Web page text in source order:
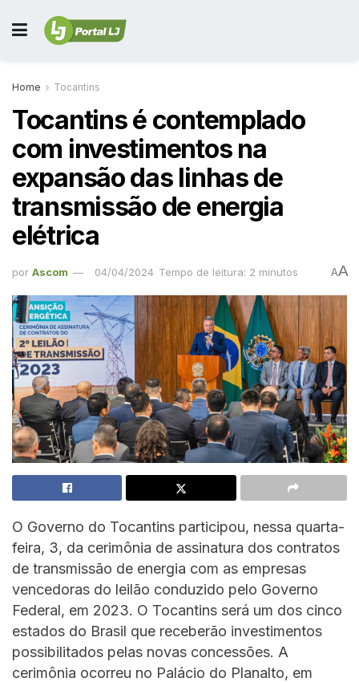
Home Tocantins
Tocantins é contemplado
com investimentos na
expansão das linhas de
transmissão de energia
elétrica
por Ascom 04/04/2024 Tempo de leitura: 2 minutos AA
O Governo do Tocantins participou, nessa quarta-
feira, 3, da cerimônia de assinatura dos contratos
de transmissão de energia com as empresas
vencedoras do leilão conduzido pelo Governo
Federal, em 2023. O Tocantins será um dos cinco
estados do Brasil que receberão investimentos
possibilitados pelas novas concessões. A
cerimônia ocorreu no Palácio do Planalto, em